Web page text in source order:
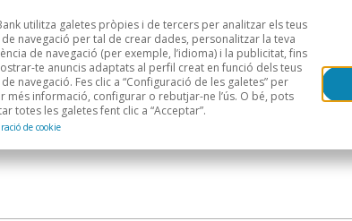
sectorial Àrees geogràfiques
utilitza galetes pròpies i de tercers per analitzar els teus
navegació per tal de crear dades, personalitzar la teva
de navegació (per exemple, l’idioma) i la publicitat, fins
te anuncis adaptats al perfil creat en funció dels teus
navegació. Fes clic a “Configuració de les galetes” per
més informació, configurar o rebutjar-ne l’ús. O bé, pots
totes les galetes fent clic a “Acceptar”.
de cookie